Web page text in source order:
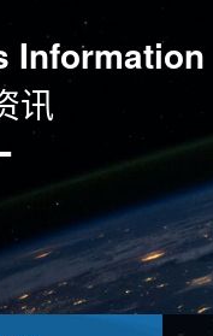
Information
讯